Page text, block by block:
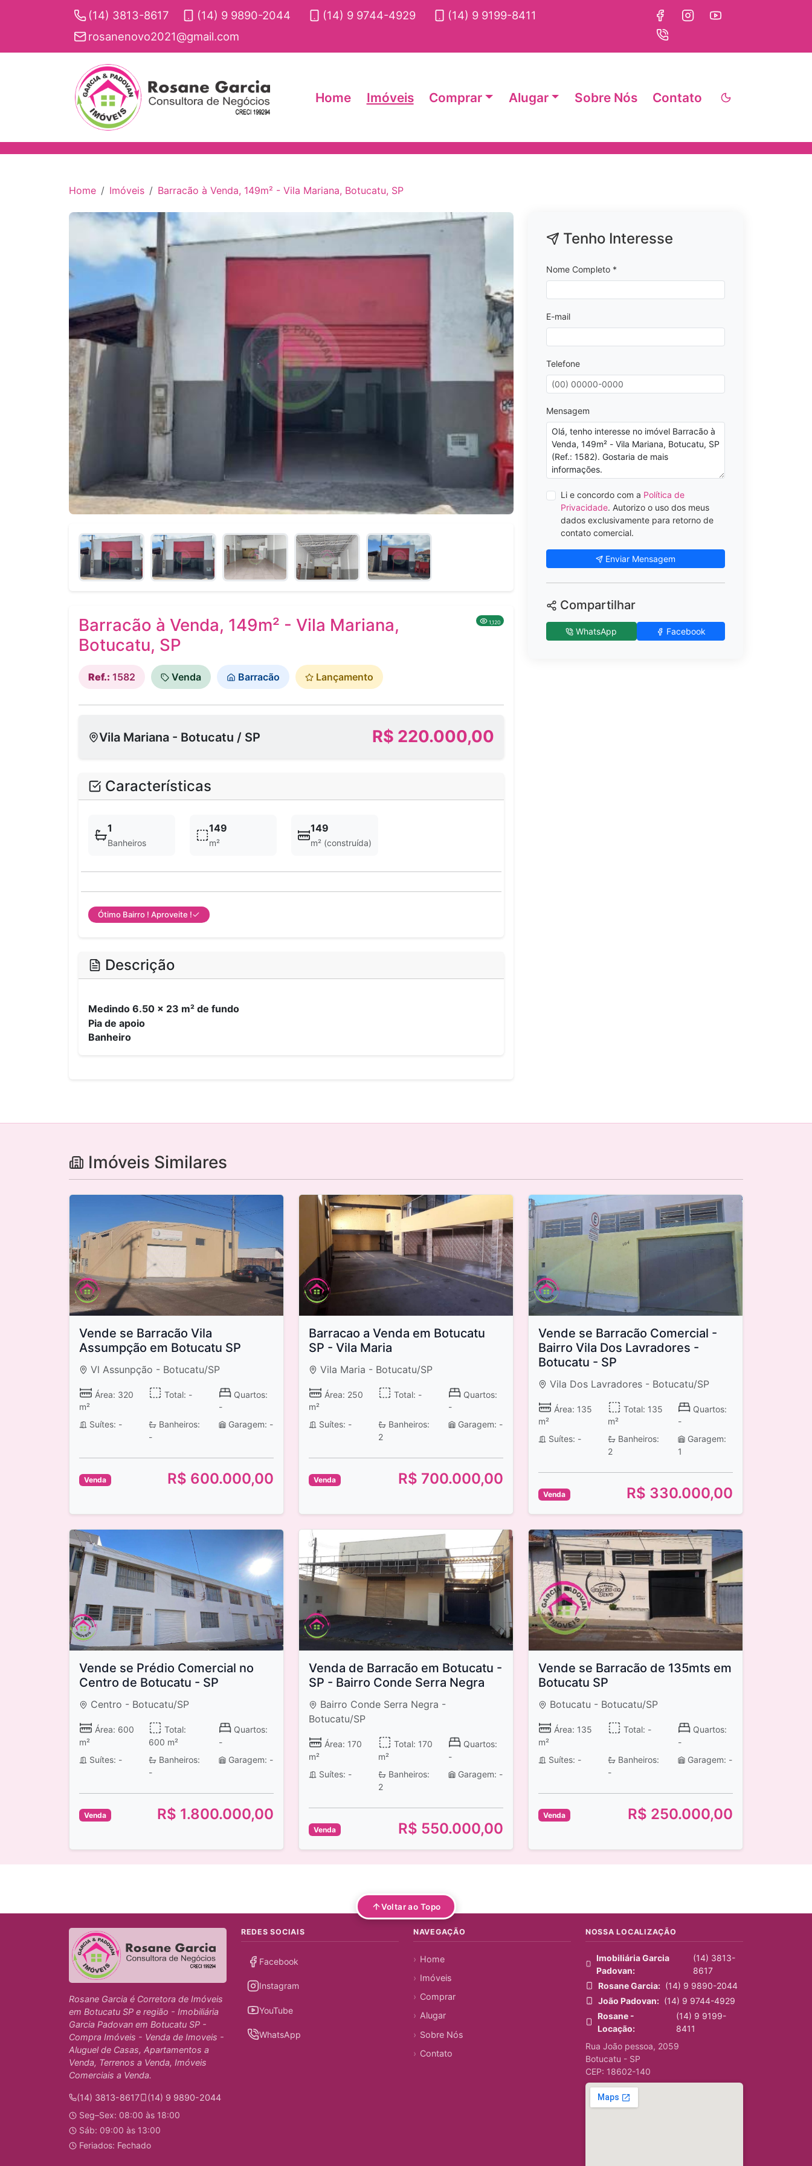
(14) 3813-8617 (14) 9 9890-2044 (14) 9 9744-4929
(14) 9 9199-8411
rosanenovo2021@gmail.com
Home Imóveis Comprar Alugar Sobre Nós Contato
Home Imóveis Barracão à Venda, 149m² - Vila Mariana, Botucatu, SP
Barracão à Venda, 149m² - Vila Mariana,
Botucatu, SP
1,120
Ref.: 1582 Venda Barracão Lançamento
Vila Mariana - Botucatu / SP R$ 220.000,00
Características
1
Banheiros
149
m²
149
m² (construída)
Ótimo Bairro ! Aproveite !
Descrição
Medindo 6.50 x 23 m² de fundo
Pia de apoio
Banheiro
Tenho Interesse
Nome Completo *
E-mail
Telefone
Mensagem
Li e concordo com a Política de
Privacidade. Autorizo o uso dos meus
dados exclusivamente para retorno de
contato comercial.
Enviar Mensagem
Compartilhar
WhatsApp Facebook
Imóveis Similares
Vende se Barracão Vila
Assumpção em Botucatu SP
Vl Assunpção - Botucatu/SP
Área: 320
m²
Total: -
Quartos:
-
Suítes: -
Banheiros:
-
Garagem: -
Venda R$ 600.000,00
Barracao a Venda em Botucatu
SP - Vila Maria
Vila Maria - Botucatu/SP
Área: 250
m²
Total: -
Quartos:
-
Suítes: -
Banheiros:
2
Garagem: -
Venda R$ 700.000,00
Vende se Barracão Comercial -
Bairro Vila Dos Lavradores -
Botucatu - SP
Vila Dos Lavradores - Botucatu/SP
Área: 135
m²
Total: 135
m²
Quartos:
-
Suítes: -
Banheiros:
2
Garagem:
1
Venda R$ 330.000,00
Vende se Prédio Comercial no
Centro de Botucatu - SP
Centro - Botucatu/SP
Área: 600
m²
Total:
600 m²
Quartos:
-
Suítes: -
Banheiros:
-
Garagem: -
Venda R$ 1.800.000,00
Venda de Barracão em Botucatu -
SP - Bairro Conde Serra Negra
Bairro Conde Serra Negra -
Botucatu/SP
Área: 170
m²
Total: 170
m²
Quartos:
-
Suítes: -
Banheiros:
2
Garagem: -
Venda R$ 550.000,00
Vende se Barracão de 135mts em
Botucatu SP
Botucatu - Botucatu/SP
Área: 135
m²
Total: -
Quartos:
-
Suítes: -
Banheiros:
-
Garagem: -
Venda R$ 250.000,00
Voltar ao Topo
Rosane Garcia é Corretora de Imóveis
em Botucatu SP e região - Imobiliária
Garcia Padovan em Botucatu SP -
Compra Imóveis - Venda de Imoveis -
Aluguel de Casas, Apartamentos a
Venda, Terrenos a Venda, Imóveis
Comerciais a Venda.
(14) 3813-8617
(14) 9 9890-2044
Seg–Sex: 08:00 às 18:00
Sáb: 09:00 às 13:00
Feriados: Fechado
REDES SOCIAIS
Facebook
Instagram
YouTube
WhatsApp
NAVEGAÇÃO
Home
Imóveis
Comprar
Alugar
Sobre Nós
Contato
NOSSA LOCALIZAÇÃO
Imobiliária Garcia
Padovan:
(14) 3813-
8617
Rosane Garcia: (14) 9 9890-2044
João Padovan: (14) 9 9744-4929
Rosane -
Locação:
(14) 9 9199-
8411
Rua João pessoa, 2059
Botucatu - SP
CEP: 18602-140